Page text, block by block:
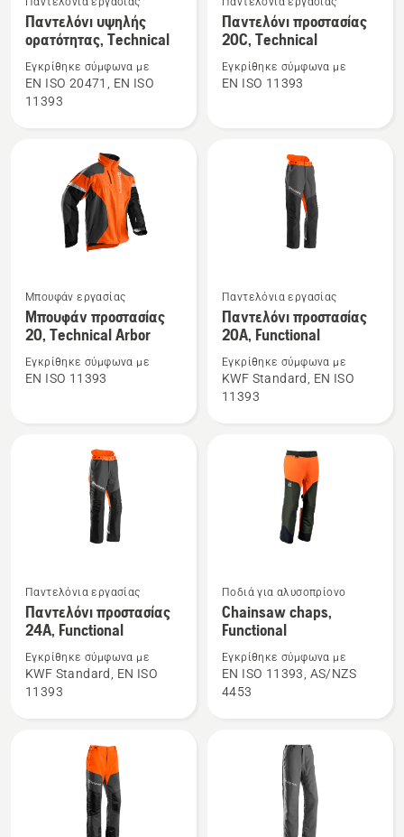
περισσότερες
λεπτομέρειες
για
το
Παντελόνι
Παντελόνι υψηλής
ορατότητας, Technical
Εγκρίθηκε σύμφωνα με
EN ISO 20471, EN ISO
11393
περισσότερες
λεπτομέρειες
για
το
Παντελόνι προστασίας
20C, Technical
Εγκρίθηκε σύμφωνα με
EN ISO 11393
Δείτε
περισσότερες
λεπτομέρειες
για
το
Μπουφάν εργασίας
Μπουφάν προστασίας
20, Technical Arbor
Εγκρίθηκε σύμφωνα με
EN ISO 11393
Δείτε
περισσότερες
λεπτομέρειες
για
το
Παντελόνι
Παντελόνια εργασίας
Παντελόνι προστασίας
20Α, Functional
Εγκρίθηκε σύμφωνα με
KWF Standard, EN ISO
11393
Δείτε
περισσότερες
λεπτομέρειες
για
το
Παντελόνι
Παντελόνια εργασίας
Παντελόνι προστασίας
24Α, Functional
Εγκρίθηκε σύμφωνα με
KWF Standard, EN ISO
11393
Δείτε
περισσότερες
λεπτομέρειες
για
το
Chainsaw
Ποδιά για αλυσοπρίονο
Chainsaw chaps,
Functional
Εγκρίθηκε σύμφωνα με
EN ISO 11393, AS/NZS
4453